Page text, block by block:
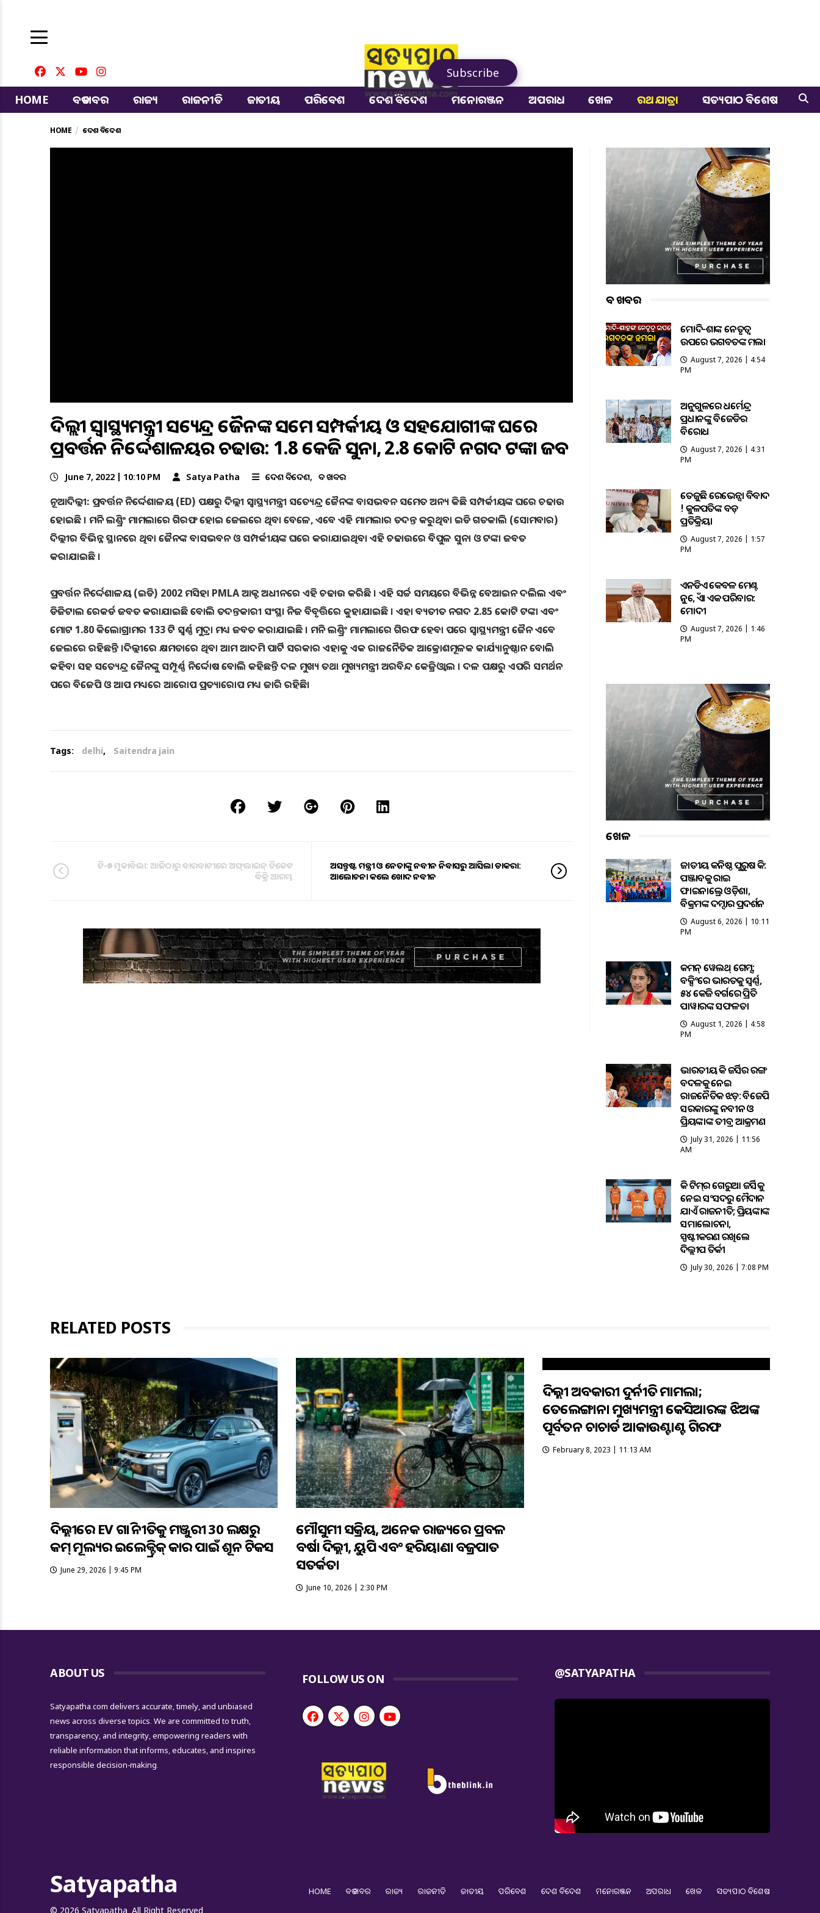
Subscribe
HOME
ବଡ ଖବର ରାଜ୍ୟ ରାଜନୀତି ଜାତୀୟ ପରିବେଶ ଦେଶ ବିଦେଶ ମନୋରଞ୍ଜନ ଅପରାଧ ଖେଳ ରଥ ଯାତ୍ରା ସତ୍ୟପାଠ ବିଶେଷ
HOME ଦେଶ ବିଦେଶ
ଦିଲ୍ଲୀ ସ୍ବାସ୍ଥ୍ୟମନ୍ତ୍ରୀ ସତ୍ୟେନ୍ଦ୍ର ଜୈନଙ୍କ ସମେତ ସମ୍ପର୍କୀୟ ଓ ସହଯୋଗୀଙ୍କ ଘରେ
ପ୍ରବର୍ତ୍ତନ ନିର୍ଦ୍ଦେଶାଳୟର ଚଢାଉ: 1.8 କେଜି ସୁନା, 2.8 କୋଟି ନଗଦ ଟଙ୍କା ଜବତ
June 7, 2022 | 10:10 PM Satya Patha ଦେଶ ବିଦେଶ ବଡ ଖବର
ନୂଆଦିଲ୍ଲୀ: ପ୍ରବର୍ତ୍ତନ ନିର୍ଦ୍ଦେଶାଳୟ (ED) ପକ୍ଷରୁ ଦିଲ୍ଲୀ ସ୍ବାସ୍ଥ୍ୟମନ୍ତ୍ରୀ ସତ୍ୟେନ୍ଦ୍ର ଜୈନଙ୍କ ବାସଭବନ ସମେତ ଅନ୍ୟ କିଛି ସମ୍ପର୍କୀୟଙ୍କ ଘରେ ଚଢାଉ
ହୋଇଛି । ମନି ଲଣ୍ଡ୍ରିଂ ମାମଲାରେ ଗିରଫ ହୋଇ ଜେଲରେ ଥିବା ବେଳେ, ଏବେ ଏହି ମାମଲାର ତଦନ୍ତ କରୁଥିବା ଇଡି ଗତକାଲି (ସୋମବାର)
ଦିଲ୍ଲୀର ବିଭିନ୍ନ ସ୍ଥାନରେ ଥିବା ଜୈନଙ୍କ ବାସଭବନ ଓ ସମ୍ପର୍କୀୟଙ୍କ ଘରେ କରାଯାଇଥିବା ଏହି ଚଢାଉରେ ବିପୁଳ ସୁନା ଓ ଟଙ୍କା ଜବତ
କରାଯାଇଛି ।
ପ୍ରବର୍ତ୍ତନ ନିର୍ଦ୍ଦେଶାଳୟ (ଇଡି) 2002 ମସିହା PMLA ଆକ୍ଟ ଅଧୀନରେ ଏହି ଚଢାଉ କରିଛି । ଏହି ସର୍ଚ୍ଚ ସମୟରେ ବିଭିନ୍ନ ବେଆଇନ ଦଲିଲ ଏବଂ
ଡିଜିଟାଲ ରେକର୍ଡ ଜବତ କରାଯାଇଛି ବୋଲି ତଦନ୍ତକାରୀ ସଂସ୍ଥା ନିଜ ବିବୃତ୍ତିରେ କୁହାଯାଇଛି । ଏହା ବ୍ୟତୀତ ନଗଦ 2.85 କୋଟି ଟଙ୍କା ଏବଂ
ମୋଟ 1.80 କିଲୋଗ୍ରାମର 133 ଟି ସ୍ବର୍ଣ୍ଣ ମୁଦ୍ରା ମଧ୍ୟ ଜବତ କରାଯାଇଛି । ମନି ଲଣ୍ଡ୍ରିଂ ମାମଲାରେ ଗିରଫ ହେବା ପରେ ସ୍ବାସ୍ଥ୍ୟମନ୍ତ୍ରୀ ଜୈନ ଏବେ
ଜେଲରେ ରହିଛନ୍ତି ।ଦିଲ୍ଲୀରେ କ୍ଷମତାରେ ଥିବା ଆମ ଆଦମି ପାର୍ଟି ସରକାର ଏହାକୁ ଏକ ରାଜନୈତିକ ଆକ୍ରୋଶମୂଳକ କାର୍ଯ୍ୟାନୁଷ୍ଠାନ ବୋଲି
କହିବା ସହ ସତ୍ୟେନ୍ଦ୍ର ଜୈନଙ୍କୁ ସମ୍ପୂର୍ଣ୍ଣ ନିର୍ଦ୍ଦୋଷ ବୋଲି କହିଛନ୍ତି ଦଳ ମୁଖ୍ୟ ତଥା ମୁଖ୍ୟମନ୍ତ୍ରୀ ଅରବିନ୍ଦ କେଜ୍ରିଓ୍ବାଲ । ଦଳ ପକ୍ଷରୁ ଏପରି ସମର୍ଥନ
ପରେ ବିଜେପି ଓ ଆପ ମଧ୍ୟରେ ଆରୋପ ପ୍ରତ୍ୟାରୋପ ମଧ୍ୟ ଜାରି ରହିଛି।
Tags: delhi, Saitendra jain
ଟି-୨୦ ମୁକାବିଲା: ଆଜିଠାରୁ ବାରବାଟୀରେ ଅଫ୍‌ଲାଇନ୍‌ ଟିକେଟ
ବିକ୍ରି ଆରମ୍ଭ
ଅସନ୍ତୁଷ୍ଟ ମନ୍ତ୍ରୀ ଓ ନେତାଙ୍କୁ ନବୀନ ନିବାସରୁ ଆସିଲା ଡାକରା:
ଆଲୋଚନା କଲେ ଖୋଦ ନବୀନ
ବଡ ଖବର
ମୋଦି-ଶାହଙ୍କ ନେତୃତ୍ୱ
ଉପରେ ଭଗବତଙ୍କ ହମଲା
August 7, 2026 | 4:54
PM
ଅନୁଗୁଳରେ ଧର୍ମେନ୍ଦ୍ର
ପ୍ରଧାନଙ୍କୁ ବିଜେଡିର
ବିରୋଧ
August 7, 2026 | 4:31
PM
ତେଜୁଛି ରେଭେନ୍ସା ବିବାଦ
! କୁଳପତିଙ୍କ ବଡ଼
ପ୍ରତିକ୍ରିୟା
August 7, 2026 | 1:57
PM
ଏନଡିଏ କେବଳ ମେଣ୍ଟ
ନୁହେଁ, ଏହା ଏକ ପରିବାର:
ମୋଦୀ
August 7, 2026 | 1:46
PM
ଖେଳ
ଜାତୀୟ କନିଷ୍ଠ ପୁରୁଷ ହକି:
ପଞ୍ଜାବକୁ ହରାଇ
ଫାଇନାଲ୍ରେ ଓଡ଼ିଶା,
ବିକ୍ରମଙ୍କ ଦମ୍ଦାର ପ୍ରଦର୍ଶନ
August 6, 2026 | 10:11
PM
କମନ୍ ୱେଲଥ୍ ଗେମ୍ସ:
ବକ୍ସିଂରେ ଭାରତକୁ ସ୍ବର୍ଣ୍ଣ,
୫୪ କେଜି ବର୍ଗରେ ପ୍ରିତି
ପାୱାରଙ୍କ ସଫଳତା
August 1, 2026 | 4:58
PM
ଭାରତୀୟ ହକି ଜର୍ସିର ରଙ୍ଗ
ବଦଳକୁ ନେଇ
ରାଜନୈତିକ ଝଡ଼: ବିଜେପି
ସରକାରଙ୍କୁ ନବୀନ ଓ
ପ୍ରିୟଙ୍କାଙ୍କ ତୀବ୍ର ଆକ୍ରମଣ
July 31, 2026 | 11:56
AM
ହକି ଟିମ୍‌ର ଗେରୁଆ ଜର୍ସିକୁ
ନେଇ ସଂସଦରୁ ମୈଦାନ
ଯାଏଁ ରାଜନୀତି; ପ୍ରିୟଙ୍କାଙ୍କ
ସମାଲୋଚନା,
ସ୍ପଷ୍ଟୀକରଣ ରଖିଲେ
ଦିଲ୍ଲୀପ ତିର୍କୀ
July 30, 2026 | 7:08 PM
RELATED POSTS
ଦିଲ୍ଲୀରେ EV ଗାଡ଼ି ନୀତିକୁ ମଞ୍ଜୁରୀ 30 ଲକ୍ଷରୁ
କମ୍ ମୂଲ୍ୟର ଇଲେକ୍ଟ୍ରିକ୍ କାର ପାଇଁ ଶୂନ ଟିକସ
June 29, 2026 | 9:45 PM
ମୌସୁମୀ ସକ୍ରିୟ, ଅନେକ ରାଜ୍ୟରେ ପ୍ରବଳ
ବର୍ଷା ଦିଲ୍ଲୀ, ୟୁପି ଏବଂ ହରିୟାଣା ବଜ୍ରପାତ
ସତର୍କତା
June 10, 2026 | 2:30 PM
ଦିଲ୍ଲୀ ଅବକାରୀ ଦୁର୍ନୀତି ମାମଲା;
ତେଲେଙ୍ଗାନା ମୁଖ୍ୟମନ୍ତ୍ରୀ କେସିଆରଙ୍କ ଝିଅଙ୍କ
ପୂର୍ବତନ ଚାଚାର୍ଡ ଆକାଉଣ୍ଟାଣ୍ଟ ଗିରଫ
February 8, 2023 | 11:13 AM
ABOUT US
Satyapatha.com delivers accurate, timely, and unbiased
news across diverse topics. We are committed to truth,
transparency, and integrity, empowering readers with
reliable information that informs, educates, and inspires
responsible decision-making.
FOLLOW US ON @SATYAPATHA
Satyapatha
© 2026 Satyapatha. All Right Reserved.
HOME ବଡ ଖବର ରାଜ୍ୟ ରାଜନୀତି ଜାତୀୟ ପରିବେଶ ଦେଶ ବିଦେଶ ମନୋରଞ୍ଜନ ଅପରାଧ ଖେଳ ସତ୍ୟପାଠ ବିଶେଷ